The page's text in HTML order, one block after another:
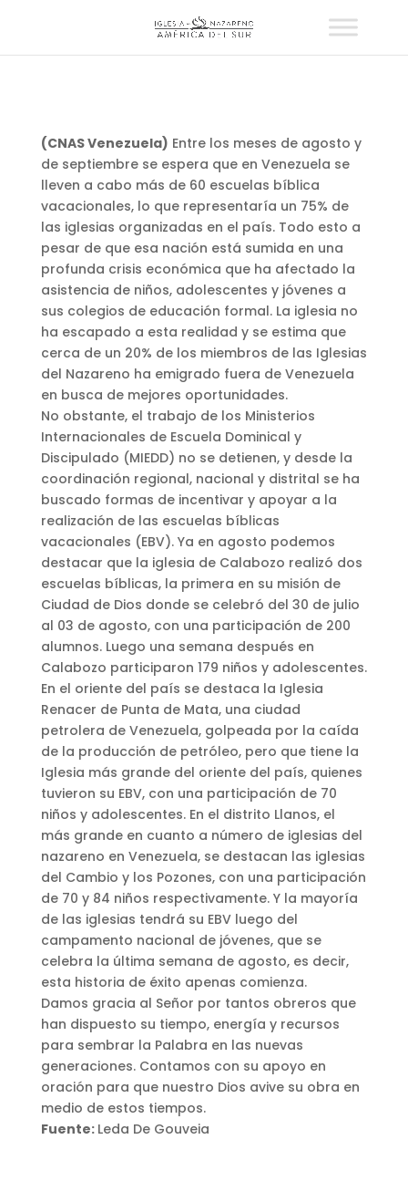
(CNAS Venezuela) Entre los meses de agosto y
de septiembre se espera que en Venezuela se
lleven a cabo más de 60 escuelas bíblica
vacacionales, lo que representaría un 75% de
las iglesias organizadas en el país. Todo esto a
pesar de que esa nación está sumida en una
profunda crisis económica que ha afectado la
asistencia de niños, adolescentes y jóvenes a
sus colegios de educación formal. La iglesia no
ha escapado a esta realidad y se estima que
cerca de un 20% de los miembros de las Iglesias
del Nazareno ha emigrado fuera de Venezuela
en busca de mejores oportunidades.
No obstante, el trabajo de los Ministerios
Internacionales de Escuela Dominical y
Discipulado (MIEDD) no se detienen, y desde la
coordinación regional, nacional y distrital se ha
buscado formas de incentivar y apoyar a la
realización de las escuelas bíblicas
vacacionales (EBV). Ya en agosto podemos
destacar que la iglesia de Calabozo realizó dos
escuelas bíblicas, la primera en su misión de
Ciudad de Dios donde se celebró del 30 de julio
al 03 de agosto, con una participación de 200
alumnos. Luego una semana después en
Calabozo participaron 179 niños y adolescentes.
En el oriente del país se destaca la Iglesia
Renacer de Punta de Mata, una ciudad
petrolera de Venezuela, golpeada por la caída
de la producción de petróleo, pero que tiene la
Iglesia más grande del oriente del país, quienes
tuvieron su EBV, con una participación de 70
niños y adolescentes. En el distrito Llanos, el
más grande en cuanto a número de iglesias del
nazareno en Venezuela, se destacan las iglesias
del Cambio y los Pozones, con una participación
de 70 y 84 niños respectivamente. Y la mayoría
de las iglesias tendrá su EBV luego del
campamento nacional de jóvenes, que se
celebra la última semana de agosto, es decir,
esta historia de éxito apenas comienza.
Damos gracia al Señor por tantos obreros que
han dispuesto su tiempo, energía y recursos
para sembrar la Palabra en las nuevas
generaciones. Contamos con su apoyo en
oración para que nuestro Dios avive su obra en
medio de estos tiempos.
Fuente: Leda De Gouveia